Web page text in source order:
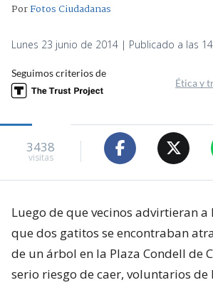
PorFotos Ciudadanas
Lunes 23 junio de 2014 | Publicado a las
Seguimos criterios de
Ética y
3438
visitas
Luego de que vecinos advirtieran a
que dos gatitos se encontraban
de un árbol en la Plaza Condell de
serio riesgo de caer, voluntarios de